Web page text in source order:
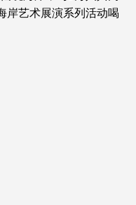
岸艺术展演系列活动喝